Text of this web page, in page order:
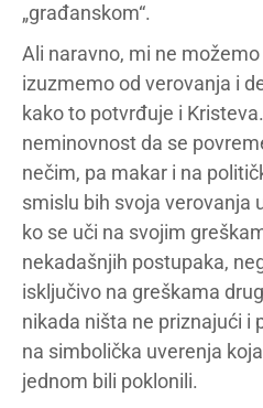
„građanskom“.
Ali naravno, mi ne
izuzmemo od verovanja i
kako to potvrđuje i
neminovnost da se
nečim, pa makar i na
smislu bih svoja verovanja
ko se uči na svojim
nekadašnjih postupaka,
isključivo na greškama
nikada ništa ne priznajući i
na simbolička uverenja
jednom bili poklonili.